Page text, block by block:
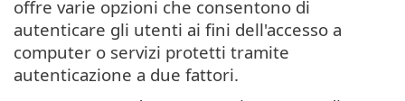
offre varie opzioni che consentono di
autenticare gli utenti ai fini dell'accesso a
computer o servizi protetti tramite
autenticazione a due fattori.